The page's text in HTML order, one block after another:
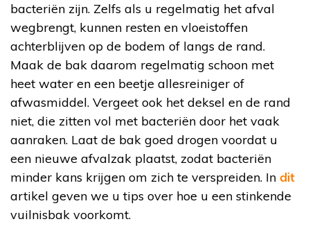
bacteriën zijn. Zelfs als u regelmatig het afval
wegbrengt, kunnen resten en vloeistoffen
achterblijven op de bodem of langs de rand.
Maak de bak daarom regelmatig schoon met
heet water en een beetje allesreiniger of
afwasmiddel. Vergeet ook het deksel en de rand
niet, die zitten vol met bacteriën door het vaak
aanraken. Laat de bak goed drogen voordat u
een nieuwe afvalzak plaatst, zodat bacteriën
minder kans krijgen om zich te verspreiden. In dit
artikel geven we u tips over hoe u een stinkende
vuilnisbak voorkomt.